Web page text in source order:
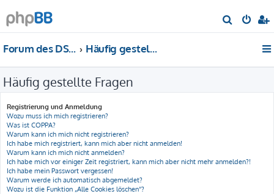
u
Forum des DS-Club Deutschland e.V. Häufig gestellte Fragen
Häufig gestellte Fragen
Registrierung und Anmeldung
Wozu muss ich mich registrieren?
Was ist COPPA?
Warum kann ich mich nicht registrieren?
Ich habe mich registriert, kann mich aber nicht anmelden!
Warum kann ich mich nicht anmelden?
Ich habe mich vor einiger Zeit registriert, kann mich aber nicht mehr anmelden?!
Ich habe mein Passwort vergessen!
Warum werde ich automatisch abgemeldet?
Wozu ist die Funktion „Alle Cookies löschen“?